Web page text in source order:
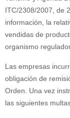
ITC/2308/2007, de
información, la
vendidas de
organismo
Las empresas
obligación de
Orden. Una vez
las siguientes